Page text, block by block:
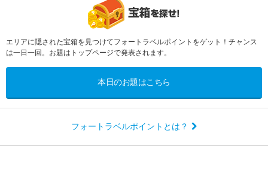
エリアに隠された宝箱を見つけてフォートラベルポイントをゲット！チャンス
は一日一回。お題はトップページで発表されます。
本日のお題はこちら
フォートラベルポイントとは？